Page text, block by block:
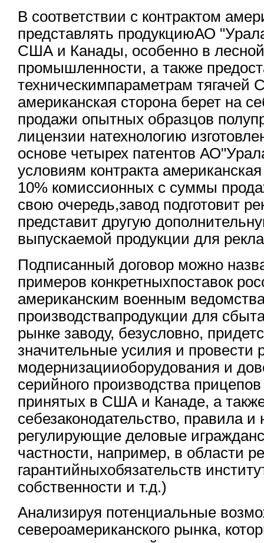
В соответствии с контрактом
представлять продукциюАО
США и Канады, особенно в
промышленности, а также
техническимпараметрам тягачей
американская сторона берет на
продажи опытных образцов
лицензии натехнологию
основе четырех патентов
условиям контракта
10% комиссионных с суммы
свою очередь,завод подготовит
представит другую
выпускаемой продукции для
Подписанный договор можно
примеров конкретныхпоставок
американским военным
производствапродукции для
рынке заводу, безусловно,
значительные усилия и провести
модернизацииоборудования и
серийного производства
принятых в США и Канаде, а также
себезаконодательство, правила
регулирующие деловые
частности, например, в области
гарантийныхобязательств
собственности и т.д.)
Анализируя потенциальные
североамериканского рынка,